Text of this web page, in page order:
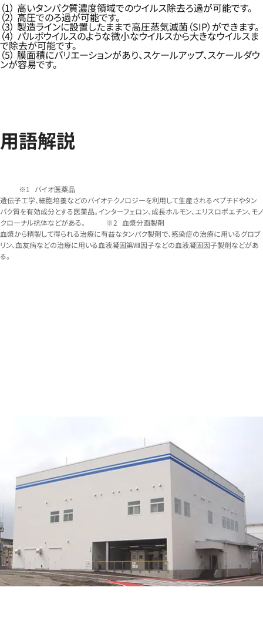
（1） 高いタンパク質濃度領域でのウイルス除去ろ過が可能です。
（2） 高圧でのろ過が可能です。
（3） 製造ラインに設置したままで高圧蒸気滅菌（SIP）ができます。
（4） パルボウイルスのような微小なウイルスから大きなウイルスま
で除去が可能です。
（5） 膜面積にバリエーションがあり、スケールアップ、スケールダウ
ンが容易です。
用語解説
バイオ医薬品
遺伝子工学、細胞培養などのバイオテクノロジーを利用して生産されるペプチドやタン
パク質を有効成分とする医薬品。インターフェロン、成長ホルモン、エリスロポエチン、モノ
クローナル抗体などがある。
血漿分画製剤
血漿から精製して得られる治療に有益なタンパク製剤で、感染症の治療に用いるグロブ
リン、血友病などの治療に用いる血液凝固第Ⅷ因子などの血液凝固因子製剤などがあ
る。